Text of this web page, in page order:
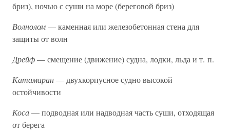
бриз), ночью с суши на море (береговой бриз)
Волнолом— каменная или железобетонная стена для
защиты от волн
Дрейф— смещение (движение) судна, лодки, льда и т. п.
Катамаран— двухкорпусное судно высокой
остойчивости
Коса— подводная или надводная часть суши, отходящая
от берега